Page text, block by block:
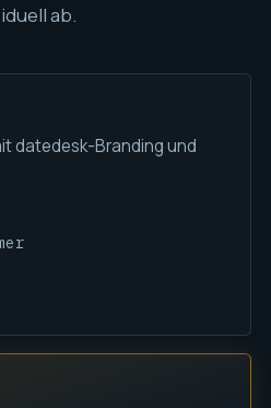
ab.
datedesk-Branding und